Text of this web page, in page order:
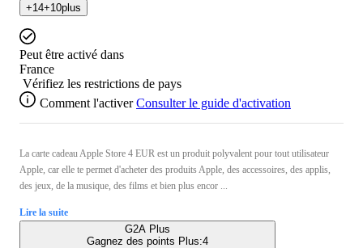
+14+10plus
Peut être activé dans
France
Vérifiez les restrictions de pays
Comment l'activer Consulter le guide d'activation
La carte cadeau Apple Store 4 EUR est un produit polyvalent pour tout utilisateur
Apple, car elle te permet d'acheter des produits Apple, des accessoires, des applis,
des jeux, de la musique, des films et bien plus encor ...
Lire la suite
G2A Plus
Gagnez des points Plus:4